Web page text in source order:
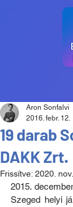
19 darab
DAKK Zrt.
Aron Sonfalvi
2016. febr. 12.
Frissítve: 2020.
2015.
Szeged helyi